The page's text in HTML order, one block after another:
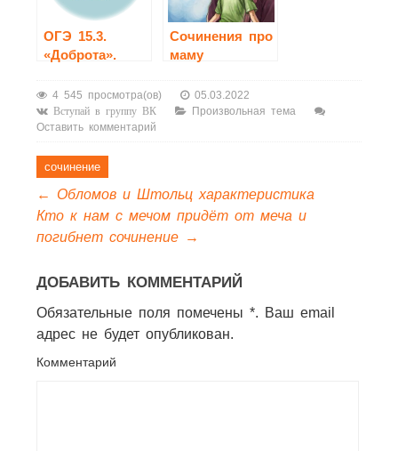
ОГЭ 15.3.
«Доброта».
сочинений
Сочинения про
маму
4 545 просмотра(ов) 05.03.2022
Вступай в группу ВК
Произвольная тема
Оставить комментарий
сочинение
←
Обломов и Штольц характеристика
Кто к нам с мечом придёт от меча и
погибнет сочинение →
ДОБАВИТЬ КОММЕНТАРИЙ
Обязательные поля помечены *. Ваш email
адрес не будет опубликован.
Комментарий